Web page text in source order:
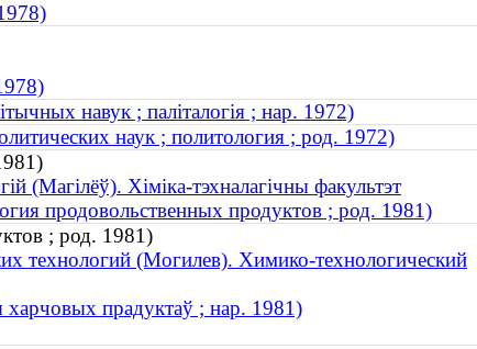
навук ; паліталогія ; нар. 1972)
наук ; политология ; род. 1972)
(Магілёў). Хіміка-тэхналагічны факультэт
продовольственных продуктов ; род. 1981)
; род. 1981)
технологий (Могилев). Химико-технологический
харчовых прадуктаў ; нар. 1981)